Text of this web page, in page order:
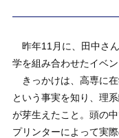
昨年11月に、田中さ
学を組み合わせたイベ
きっかけは、高専に
という事実を知り、理
が芽生えたこと。頭の
プリンターによって実